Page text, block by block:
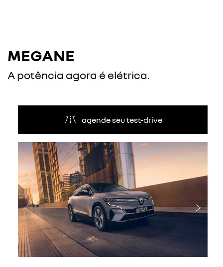
MEGANE
A potência agora é elétrica.
agende seu test-drive
Anterior